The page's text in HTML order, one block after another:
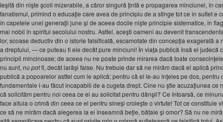
Ieşită din nişte şcoli mizerabile, a căror singură ţintă e propagarea minciunei, în
fanatismul, primind o educaţie care avea de principiu de a stinge tot ce în suflet e
în capetele unei generaţii june şi de aceea docile nişte principie sistematice, în
mai nobil în spiritul secolului nostru. Astfel, aceşti oameni au devenit
lor, scoase deductiv din o istorie falsificată, escamotate din concepţia exagerată a
a dreptului, — ce puteau fi ele decât pure minciuni! În viaţa publică însă ei judecă
principii mincinoase; de aceea nu ne poate prinde mirarea dacă toate
nu sunt, nu potfi, decât iarăşi false. Nu trebuie dar să ne mirăm dacă ei aplică
publică a popoarelor astfel cum le aplică; pentru că ei le-au înţeles pe dos, pentru
fundamentale i-au făcut incapabili de a cugeta drept. Cine nu ştie acuzaţiunea ce
că solicităm pentru noi ceea ce ei au solicitat pentru dânşii? Ce întoarsă, ce
face altuia o crimă din ceea ce el pentru sineşi croieşte o virtute! Tot ce constituie
ce să ne mirăm dacă alegerea la ei înseamnă beţie, bătaie şi omor? Să nu ne